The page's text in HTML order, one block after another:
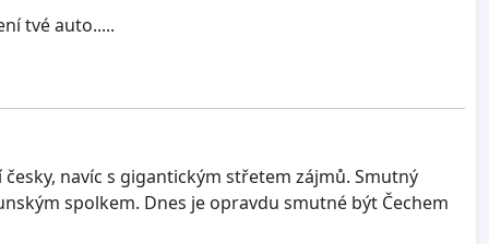
tvé auto.....
navíc s gigantickým střetem zájmů. Smutný
spolkem. Dnes je opravdu smutné být Čechem